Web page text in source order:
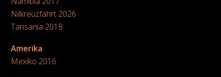
Nilkreuzfahrt 2026
Tansania 2018
Amerika
Mexiko 2016